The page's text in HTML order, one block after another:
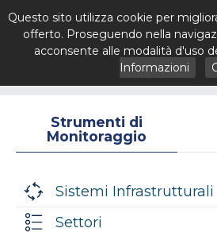
Strumenti di
Monitoraggio
Sistemi Infrastrutturali
Settori
Questo sito utilizza cookie per
offerto. Proseguendo nella
acconsente alle modalità d'uso
Informazioni